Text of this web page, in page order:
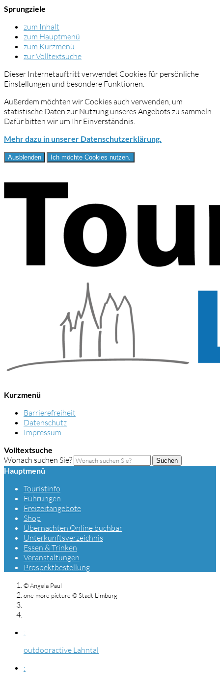
Sprungziele
zum Inhalt
zum Hauptmenü
zum Kurzmenü
zur Volltextsuche
Dieser Internetauftritt verwendet Cookies für persönliche
Einstellungen und besondere Funktionen.
Außerdem möchten wir Cookies auch verwenden, um
statistische Daten zur Nutzung unseres Angebots zu sammeln.
Dafür bitten wir um Ihr Einverständnis.
Mehr dazu in unserer Datenschutzerklärung.
Ausblenden Ich möchte Cookies nutzen.
Kurzmenü
Barrierefreiheit
Datenschutz
Impressum
Volltextsuche
Wonach suchen Sie? Suchen
Hauptmenü
Touristinfo
Führungen
Freizeitangebote
Shop
Übernachten Online buchbar
Unterkunftsverzeichnis
Essen & Trinken
Veranstaltungen
Prospektbestellung
© Angela Paul
one more picture © Stadt Limburg
:
outdooractive Lahntal
: